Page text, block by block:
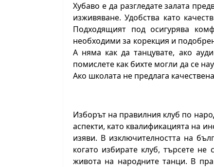
Хубаво е да разгледате залата
изживяване. Удобства като
Подходящият под осигурява
необходими за корекция и
А няма как да танцувате, ако
помислете как бихте могли да се
Ако школата не предлага
Изборът на правилния клуб по
аспекти, като квалификацията на
изяви. В изключителността на
когато избирате клуб, търсете
живота на народните танци. В